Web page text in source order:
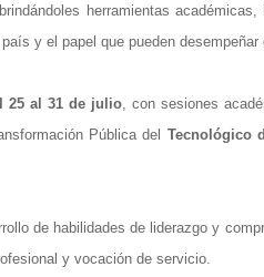
herramientas
y el papel que pueden desempeñar
25 al 31 de julio , con sesiones
Pública del Tecnológico
de habilidades de liderazgo y
y vocación de servicio.